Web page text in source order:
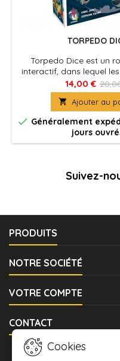
TORPEDO
Torpedo Dice est un
interactif, dans lequel
des dés et lancent des
sous-marin
14,00 €
 Ajouter au
 Généralement
jours
Suivez-
PRODUITS
NOTRE SOCIÉTÉ
VOTRE COMPTE
CONTACT
Cookies
LETTRE